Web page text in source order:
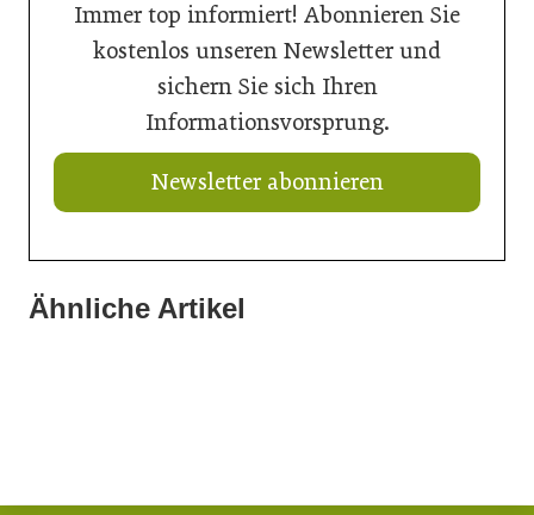
Immer top informiert! Abonnieren Sie
kostenlos unseren Newsletter und
sichern Sie sich Ihren
Informationsvorsprung.
Newsletter abonnieren
Ähnliche Artikel
21. Juli 2026